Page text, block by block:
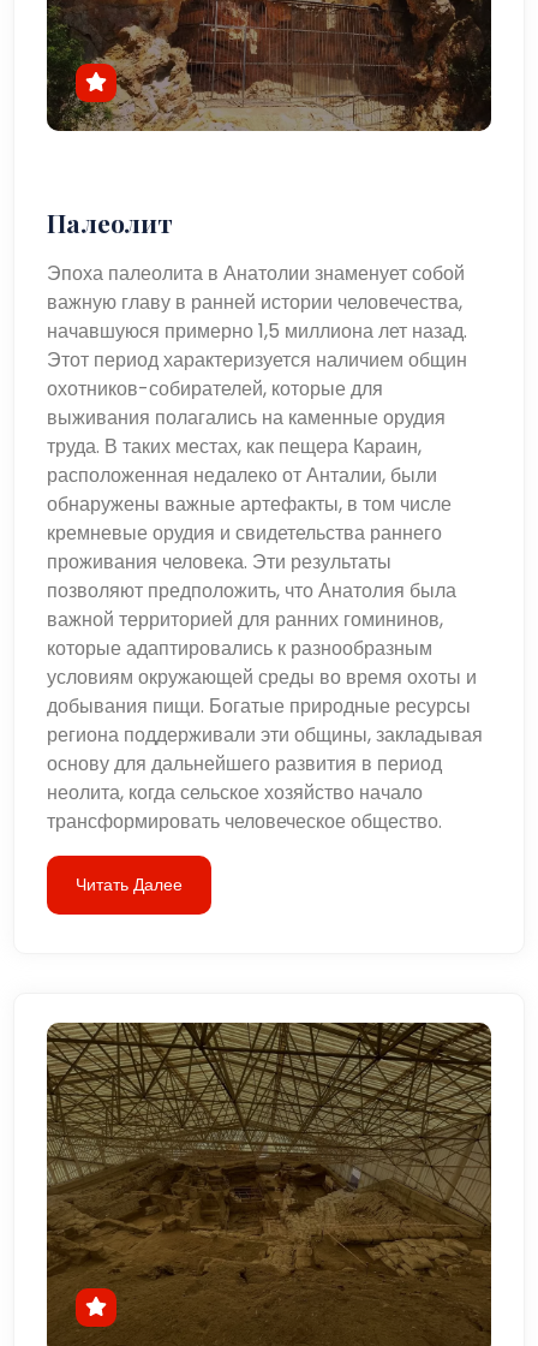
Палеолит
Эпоха палеолита в Анатолии знаменует собой
важную главу в ранней истории человечества,
начавшуюся примерно 1,5 миллиона лет назад.
Этот период характеризуется наличием общин
охотников-собирателей, которые для
выживания полагались на каменные орудия
труда. В таких местах, как пещера Караин,
расположенная недалеко от Анталии, были
обнаружены важные артефакты, в том числе
кремневые орудия и свидетельства раннего
проживания человека. Эти результаты
позволяют предположить, что Анатолия была
важной территорией для ранних гомининов,
которые адаптировались к разнообразным
условиям окружающей среды во время охоты и
добывания пищи. Богатые природные ресурсы
региона поддерживали эти общины, закладывая
основу для дальнейшего развития в период
неолита, когда сельское хозяйство начало
трансформировать человеческое общество.
Читать Далее